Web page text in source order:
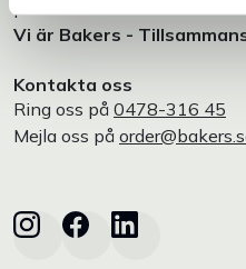
Vi är Bakers -
Kontakta oss
Ring oss på 0478-316 45
Mejla oss på